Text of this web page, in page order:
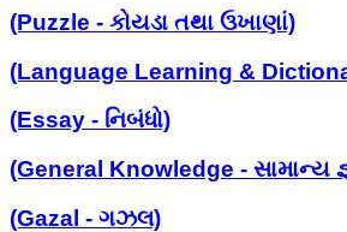
(Puzzle - કોયડા તથા ઉખાણાં)
(Language Learning &
(Essay - નિબંધો)
(General Knowledge - સામાન્ય
(Gazal - ગઝલ)